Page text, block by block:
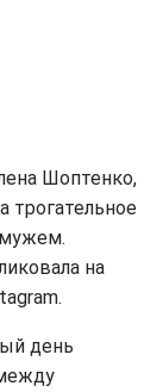
Шоптенко,
трогательное
на
день